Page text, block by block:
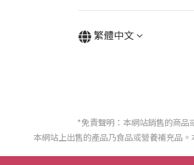
繁體中文
*免責聲明：本網站銷售的商品
本網站上出售的產品乃食品或營養補充品